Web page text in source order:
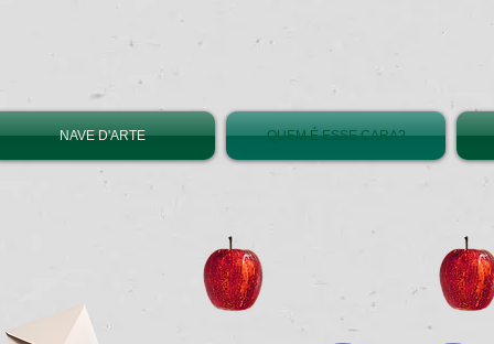
NAVE D'ARTE QUEM É ESSE CARA?